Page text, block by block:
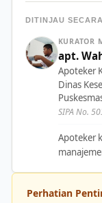
DITINJAU
KURATOR
apt.
Apoteker
Dinas
SIPA No.
Apoteker
Perhatian